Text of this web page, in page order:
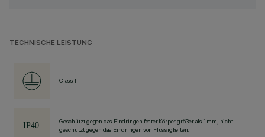
TECHNISCHE LEISTUNG
Class I
Geschützt gegen das Eindringen fester Körper größer als 1 mm, nicht
geschützt gegen das Eindringen von Flüssigkeiten.